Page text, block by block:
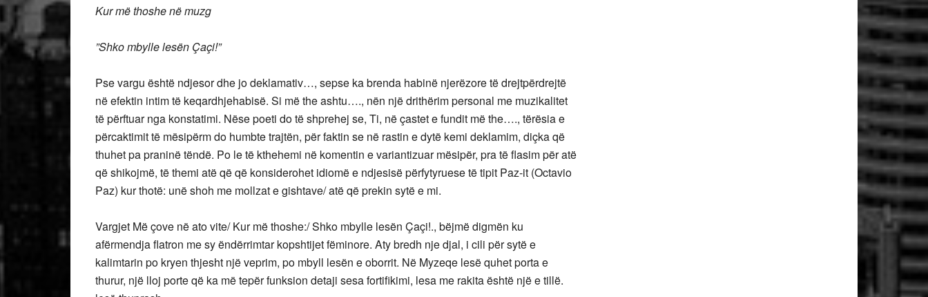
Kur më thoshe në muzg
”Shko mbylle lesën Çaçi!”
Pse vargu është ndjesor dhe jo deklamativ…, sepse ka brenda habinë njerëzore të drejtpërdrejtë
në efektin intim të keqardhjehabisë. Si më the ashtu…., nën një drithërim personal me muzikalitet
të përftuar nga konstatimi. Nëse poeti do të shprehej se, Ti, në çastet e fundit më the…., tërësia e
përcaktimit të mësipërm do humbte trajtën, për faktin se në rastin e dytë kemi deklamim, diçka që
thuhet pa praninë tëndë. Po le të kthehemi në komentin e variantizuar mësipër, pra të flasim për atë
që shikojmë, të themi atë që që konsiderohet idiomë e ndjesisë përfytyruese të tipit Paz-it (Octavio
Paz) kur thotë: unë shoh me mollzat e gishtave/ atë që prekin sytë e mi.
Vargjet Më çove në ato vite/ Kur më thoshe:/ Shko mbylle lesën Çaçi!., bëjmë digmën ku
afërmendja flatron me sy ëndërrimtar kopshtijet fëminore. Aty bredh nje djal, i cili për sytë e
kalimtarin po kryen thjesht një veprim, po mbyll lesën e oborrit. Në Myzeqe lesë quhet porta e
thurur, një lloj porte që ka më tepër funksion detaji sesa fortifikimi, lesa me rakita është një e tillë.